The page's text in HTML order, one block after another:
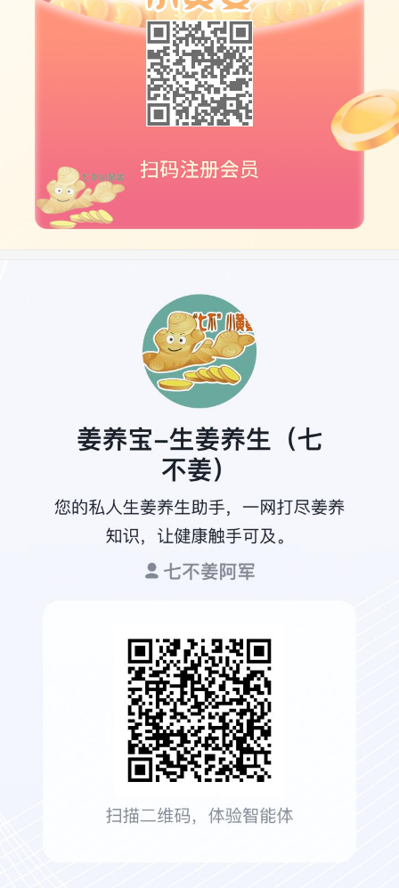
虽无定法，但依病情，在患者能接受吸收的前提下，针对
，提供下表供参考：
材料准备：
以确保品质。
鲜姜片：生姜先去土、洗净、切掉
坏的。如用以制作干姜片，则切成3〜4毫
米的厚片(因薄片曰晒或炒制时易碎裂)；若
直接用以熬煮姜汤，则可切成薄片。